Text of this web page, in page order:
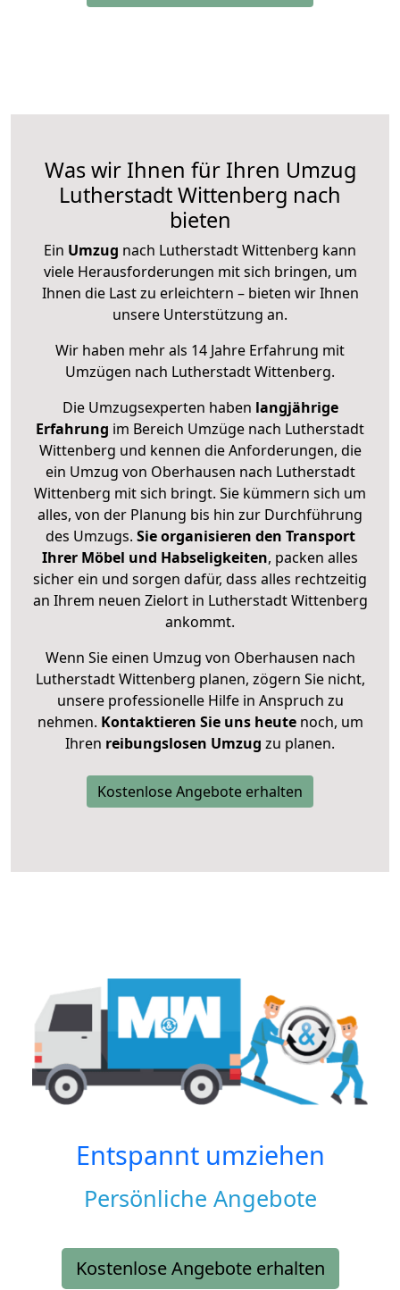
Was wir Ihnen für Ihren Umzug
Lutherstadt Wittenberg nach
bieten
Ein Umzug nach Lutherstadt Wittenberg kann
viele Herausforderungen mit sich bringen, um
Ihnen die Last zu erleichtern – bieten wir Ihnen
unsere Unterstützung an.
Wir haben mehr als 14 Jahre Erfahrung mit
Umzügen nach Lutherstadt Wittenberg.
Die Umzugsexperten haben langjährige
Erfahrung im Bereich Umzüge nach Lutherstadt
Wittenberg und kennen die Anforderungen, die
ein Umzug von Oberhausen nach Lutherstadt
Wittenberg mit sich bringt. Sie kümmern sich um
alles, von der Planung bis hin zur Durchführung
des Umzugs. Sie organisieren den Transport
Ihrer Möbel und Habseligkeiten, packen alles
sicher ein und sorgen dafür, dass alles rechtzeitig
an Ihrem neuen Zielort in Lutherstadt Wittenberg
ankommt.
Wenn Sie einen Umzug von Oberhausen nach
Lutherstadt Wittenberg planen, zögern Sie nicht,
unsere professionelle Hilfe in Anspruch zu
nehmen. Kontaktieren Sie uns heutenoch, um
Ihren reibungslosen Umzug zu planen.
Kostenlose Angebote erhalten
Entspannt umziehen
Persönliche Angebote
Kostenlose Angebote erhalten